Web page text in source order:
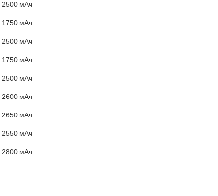
2500 мАч
1750 мАч
2500 мАч
1750 мАч
2500 мАч
2600 мАч
2650 мАч
2550 мАч
2800 мАч